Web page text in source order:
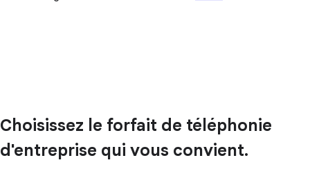
Choisissez le forfait de téléphonie
d'entreprise qui vous convient.